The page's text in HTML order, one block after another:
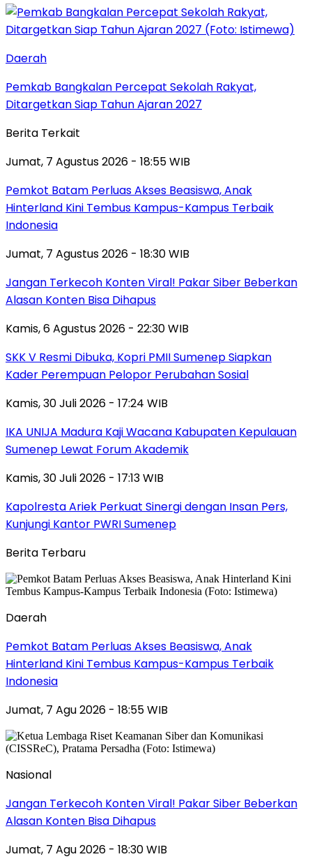
Daerah
Pemkab Bangkalan Percepat Sekolah Rakyat,
Ditargetkan Siap Tahun Ajaran 2027
Berita Terkait
Jumat, 7 Agustus 2026 - 18:55 WIB
Pemkot Batam Perluas Akses Beasiswa, Anak
Hinterland Kini Tembus Kampus-Kampus Terbaik
Indonesia
Jumat, 7 Agustus 2026 - 18:30 WIB
Jangan Terkecoh Konten Viral! Pakar Siber Beberkan
Alasan Konten Bisa Dihapus
Kamis, 6 Agustus 2026 - 22:30 WIB
SKK V Resmi Dibuka, Kopri PMII Sumenep Siapkan
Kader Perempuan Pelopor Perubahan Sosial
Kamis, 30 Juli 2026 - 17:24 WIB
IKA UNIJA Madura Kaji Wacana Kabupaten Kepulauan
Sumenep Lewat Forum Akademik
Kamis, 30 Juli 2026 - 17:13 WIB
Kapolresta Ariek Perkuat Sinergi dengan Insan Pers,
Kunjungi Kantor PWRI Sumenep
Berita Terbaru
Daerah
Pemkot Batam Perluas Akses Beasiswa, Anak
Hinterland Kini Tembus Kampus-Kampus Terbaik
Indonesia
Jumat, 7 Agu 2026 - 18:55 WIB
Nasional
Jangan Terkecoh Konten Viral! Pakar Siber Beberkan
Alasan Konten Bisa Dihapus
Jumat, 7 Agu 2026 - 18:30 WIB